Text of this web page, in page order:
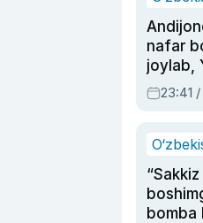
nafar
joylab,
ayolga
23:41
bomba